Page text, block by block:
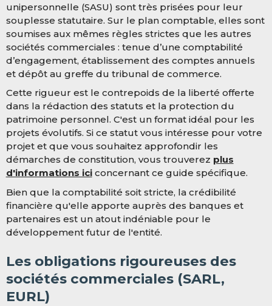
unipersonnelle (SASU) sont très prisées pour leur
souplesse statutaire. Sur le plan comptable, elles sont
soumises aux mêmes règles strictes que les autres
sociétés commerciales : tenue d’une comptabilité
d’engagement, établissement des comptes annuels
et dépôt au greffe du tribunal de commerce.
Cette rigueur est le contrepoids de la liberté offerte
dans la rédaction des statuts et la protection du
patrimoine personnel. C'est un format idéal pour les
projets évolutifs. Si ce statut vous intéresse pour votre
projet et que vous souhaitez approfondir les
démarches de constitution, vous trouverez plus
d'informations iciconcernant ce guide spécifique.
Bien que la comptabilité soit stricte, la crédibilité
financière qu'elle apporte auprès des banques et
partenaires est un atout indéniable pour le
développement futur de l'entité.
Les obligations rigoureuses des
sociétés commerciales (SARL,
EURL)